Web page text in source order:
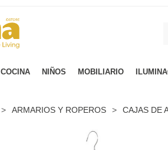
COCINA NIÑOS MOBILIARIO
> ARMARIOS Y ROPEROS > CAJAS DE